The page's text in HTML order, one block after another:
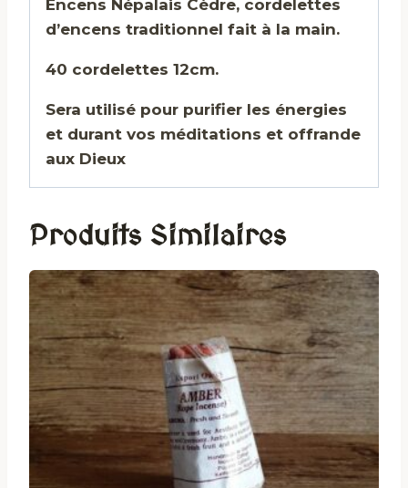
Encens Népalais Cèdre, cordelettes
d’encens traditionnel fait à la main.
40 cordelettes 12cm.
Sera utilisé pour purifier les énergies
et durant vos méditations et offrande
aux Dieux
Produits Similaires